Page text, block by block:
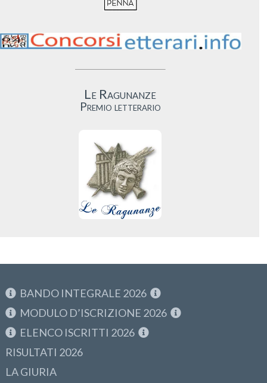
Le Ragunanze
Premio letterario
BANDO INTEGRALE 2026
MODULO D’ISCRIZIONE 2026
ELENCO ISCRITTI 2026
RISULTATI 2026
LA GIURIA